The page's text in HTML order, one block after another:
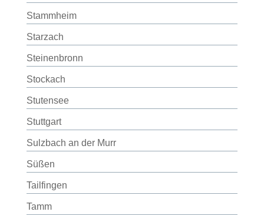
Stammheim
Starzach
Steinenbronn
Stockach
Stutensee
Stuttgart
Sulzbach an der Murr
Süßen
Tailfingen
Tamm